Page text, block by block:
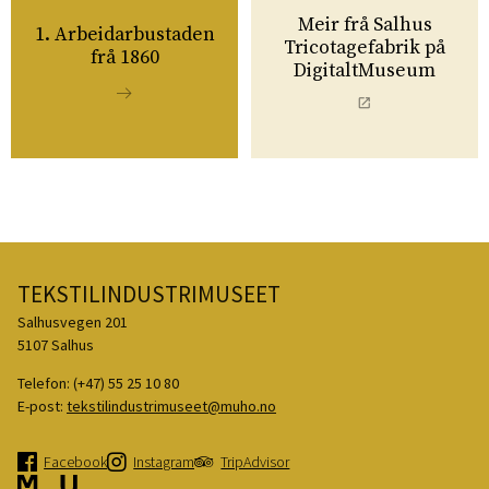
1. Arbeidarbustaden
frå 1860
Meir frå Salhus
Tricotagefabrik på
DigitaltMuseum
TEKSTILINDUSTRIMUSEET
Salhusvegen 201
5107 Salhus
Telefon: (+47) 55 25 10 80
E-post: tekstilindustrimuseet@muho.no
Facebook Instagram TripAdvisor